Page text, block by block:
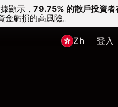
顯示， 79.75% 的散戶投資者
虧損的高風險。
Zh 登入